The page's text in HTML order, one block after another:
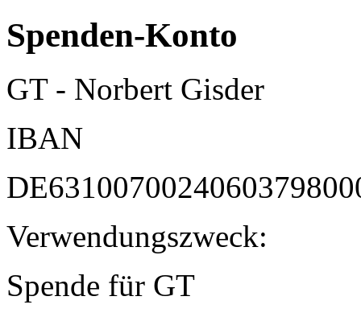
Spenden-Konto
GT - Norbert Gisder
IBAN
Verwendungszweck:
Spende für GT